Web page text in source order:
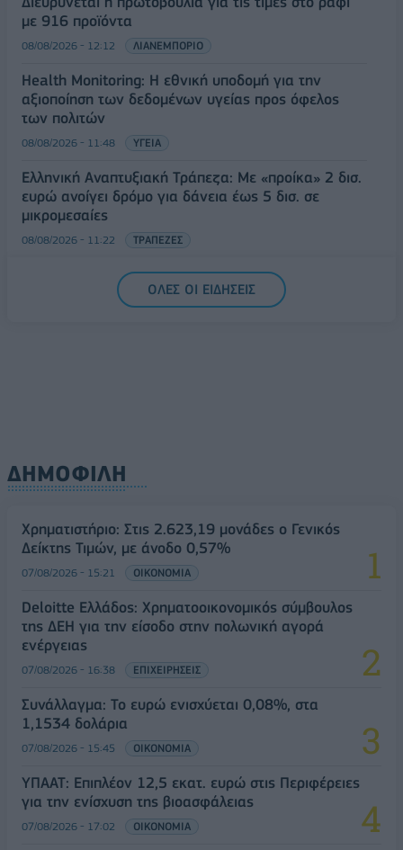
με 916 προϊόντα
08/08/2026 - 12:12 ΛΙΑΝΕΜΠΟΡΙΟ
Health Monitoring: Η εθνική υποδομή για την
αξιοποίηση των δεδομένων υγείας προς όφελος
των πολιτών
08/08/2026 - 11:48 ΥΓΕΙΑ
Ελληνική Αναπτυξιακή Τράπεζα: Με «προίκα» 2 δισ.
ευρώ ανοίγει δρόμο για δάνεια έως 5 δισ. σε
μικρομεσαίες
08/08/2026 - 11:22 ΤΡΑΠΕΖΕΣ
5G παντού, 6G στον ορίζοντα: Πού βρίσκεται η
Ελλάδα στη μεγάλη τεχνολογική μετάβαση
ΟΛΕΣ ΟΙ ΕΙΔΗΣΕΙΣ
ΔΗΜΟΦΙΛΗ
Χρηματιστήριο: Στις 2.623,19 μονάδες ο Γενικός
Δείκτης Τιμών, με άνοδο 0,57%
07/08/2026 - 15:21 ΟΙΚΟΝΟΜΙΑ
Deloitte Ελλάδος: Χρηματοοικονομικός σύμβουλος
της ΔΕΗ για την είσοδο στην πολωνική αγορά
ενέργειας
07/08/2026 - 16:38 ΕΠΙΧΕΙΡΗΣΕΙΣ
Συνάλλαγμα: Το ευρώ ενισχύεται 0,08%, στα
1,1534 δολάρια
07/08/2026 - 15:45 ΟΙΚΟΝΟΜΙΑ
ΥΠΑΑΤ: Επιπλέον 12,5 εκατ. ευρώ στις Περιφέρειες
για την ενίσχυση της βιοασφάλειας
07/08/2026 - 17:02 ΟΙΚΟΝΟΜΙΑ